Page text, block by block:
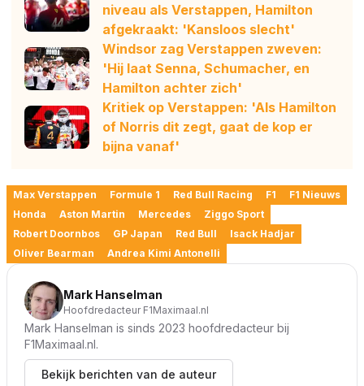
niveau als Verstappen, Hamilton
afgekraakt: 'Kansloos slecht'
Windsor zag Verstappen zweven:
'Hij laat Senna, Schumacher, en
Hamilton achter zich'
Kritiek op Verstappen: 'Als Hamilton
of Norris dit zegt, gaat de kop er
bijna vanaf'
Max Verstappen Formule 1 Red Bull Racing F1
F1 Nieuws
Honda
Aston Martin Mercedes
Ziggo Sport
Robert Doornbos
GP Japan Red Bull
Isack Hadjar
Oliver Bearman
Andrea Kimi Antonelli
Mark Hanselman
Hoofdredacteur F1Maximaal.nl
Mark Hanselman is sinds 2023 hoofdredacteur bij
F1Maximaal.nl.
Bekijk berichten van de auteur